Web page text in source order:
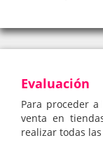
Evaluación
Para proceder
venta en
realizar todas